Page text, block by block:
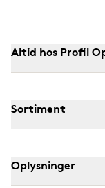
Altid hos Profil
Sortiment
Oplysninger